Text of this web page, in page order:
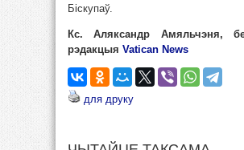
Біскупаў.
Кс. Аляксандр Амяльчэня,
рэдакцыя Vatican News
для друку